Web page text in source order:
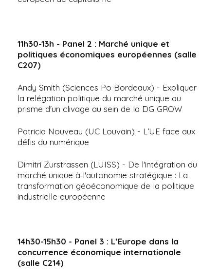
11h30-13h - Panel 2 : Marché unique et
politiques économiques européennes (salle
C207)
Andy Smith (Sciences Po Bordeaux) - Expliquer
la relégation politique du marché unique au
prisme d'un clivage au sein de la DG GROW
Patricia Nouveau (UC Louvain) - L’UE face aux
défis du numérique
Dimitri Zurstrassen (LUISS) - De l'intégration du
marché unique à l'autonomie stratégique : La
transformation géoéconomique de la politique
industrielle européenne
14h30-15h30 - Panel 3 : L’Europe dans la
concurrence économique internationale
(salle C214)